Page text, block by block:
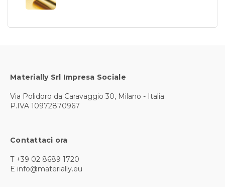
Materially Srl Impresa Sociale
Via Polidoro da Caravaggio 30, Milano - Italia
P.IVA 10972870967
Contattaci ora
T +39 02 8689 1720
E info@materially.eu